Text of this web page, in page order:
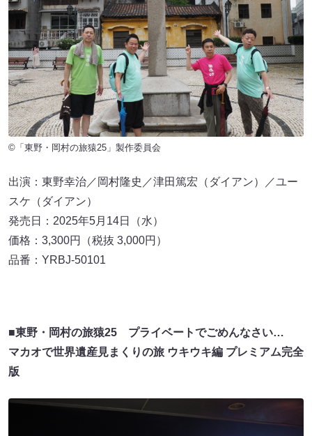
©「東野・岡村の旅猿25」製作委員会
出演：東野幸治／岡村隆史／津田篤宏（ダイアン）／ユー
スケ（ダイアン）
発売日：2025年5月14日（水）
価格：3,300円（税抜 3,000円）
品番：YRBJ-50101
■東野・岡村の旅猿25 プライベートでごめんなさい…
マカオで世界遺産見まくりの旅 ウキウキ編 プレミアム完全
版